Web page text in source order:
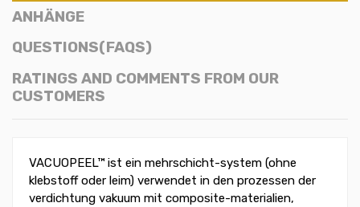
ANHÄNGE
QUESTIONS(FAQS)
RATINGS AND COMMENTS FROM OUR
CUSTOMERS
VACUOPEEL™ ist ein mehrschicht-system (ohne
klebstoff oder leim) verwendet in den prozessen der
verdichtung vakuum mit composite-materialien,